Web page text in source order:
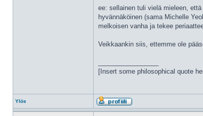
ee: sellainen tuli vielä mieleen,
hyvännäköinen (sama Michelle
melkoisen vanha ja tekee
Veikkaankin siis, ettemme ole
[Insert some philosophical quote
Ylös